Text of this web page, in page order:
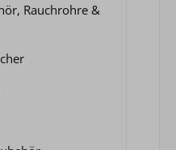
Rauchrohre &